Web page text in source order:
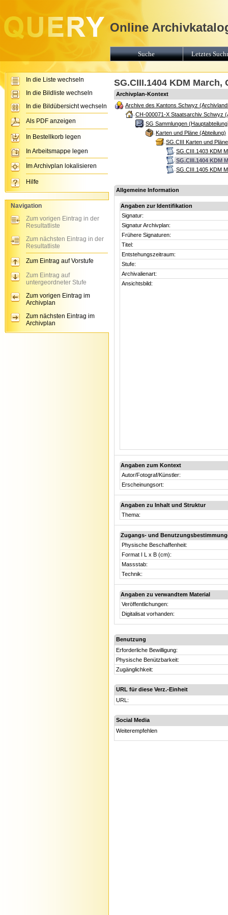
SG.CIII.1404 KDM
Archivplan-Kontext
Archive des Kantons Schwyz
CH-000071-X Staatsarchiv Schwyz
SG Sammlungen
Karten und Pläne (Abteilung)
SG.CIII Karten und
SG.CIII.1403 KDM
SG.CIII.1404 KDM
SG.CIII.1405 KDM
Allgemeine Information
Angaben zur Identifikation
Signatur:
Signatur Archivplan:
Frühere Signaturen:
Titel:
Entstehungszeitraum:
Stufe:
Archivalienart:
Ansichtsbild:
Angaben zum Kontext
Autor/Fotograf/Künstler:
Erscheinungsort:
Angaben zu Inhalt und Struktur
Thema:
Zugangs- und
Physische Beschaffenheit:
Format I L x B (cm):
Massstab:
Technik:
Angaben zu verwandtem Material
Veröffentlichungen:
Digitalisat vorhanden:
Benutzung
Erforderliche Bewilligung:
Physische Benützbarkeit:
Zugänglichkeit:
URL für diese Verz.-Einheit
URL:
Social Media
Weiterempfehlen
Online
Suche Letztes
In die Liste wechseln
In die Bildliste wechseln
In die Bildübersicht wechseln
Als PDF anzeigen
In Bestellkorb legen
In Arbeitsmappe legen
Im Archivplan lokalisieren
Hilfe
Navigation
Zum vorigen Eintrag in der
Resultatliste
Zum nächsten Eintrag in der
Resultatliste
Zum Eintrag auf Vorstufe
Zum Eintrag auf
untergeordneter Stufe
Zum vorigen Eintrag im
Archivplan
Zum nächsten Eintrag im
Archivplan